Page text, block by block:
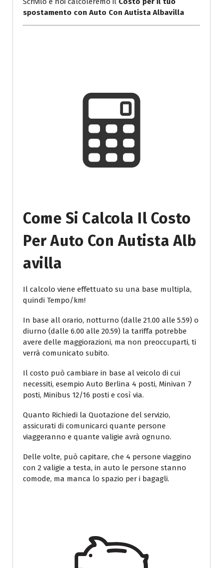
spostamento con Auto Con Autista Albavilla
Come Si Calcola Il Costo
Per Auto Con Autista Alb
Avilla
Il calcolo viene effettuato su una base multipla,
quindi Tempo/km!
In base all orario, notturno (dalle 21.00 alle 5.59) o
diurno (dalle 6.00 alle 20.59) la tariffa potrebbe
avere delle maggiorazioni, ma non preoccuparti, ti
verrà comunicato subito.
Il costo può cambiare in base al veicolo di cui
necessiti, esempio Auto Berlina 4 posti, Minivan 7
posti, Minibus 12/16 posti e così via.
Quanto Richiedi la Quotazione del servizio,
assicurati di comunicarci quante persone
viaggeranno e quante valigie avrà ognuno.
Delle volte, può capitare, che 4 persone viaggino
con 2 valigie a testa, in auto le persone stanno
comode, ma manca lo spazio per i bagagli.